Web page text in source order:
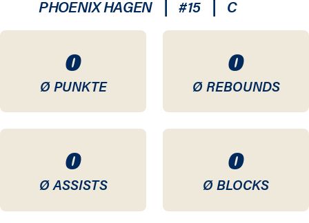
0
Ø PUNKTE
0
Ø REBOUNDS
0
Ø ASSISTS
0
Ø BLOCKS
PHOENIX HAGEN | #15 | C